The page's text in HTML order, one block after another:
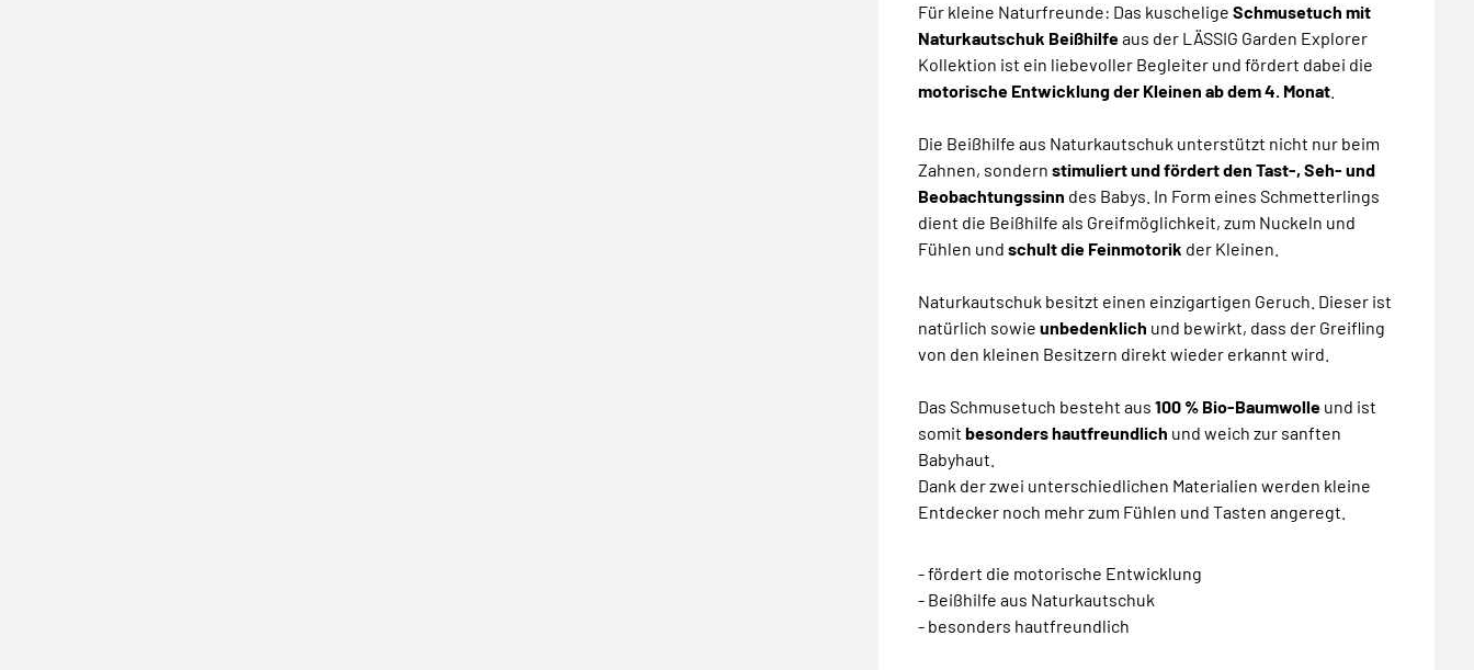
Für kleine Naturfreunde: Das kuscheligeSchmusetuch mit
Naturkautschuk Beißhilfeaus der LÄSSIG Garden Explorer
Kollektion ist ein liebevoller Begleiter und fördert dabei die
motorische Entwicklung der Kleinen ab dem 4. Monat
Die Beißhilfe aus Naturkautschuk unterstützt nicht nur beim
Zahnen, sondernstimuliert und fördert den Tast-, Seh- und
Beobachtungssinn des Babys. In Form eines Schmetterlings
dient die Beißhilfe als Greifmöglichkeit, zum Nuckeln und
Fühlen undschult die Feinmotorik der Kleinen.
Naturkautschuk besitzt einen einzigartigen Geruch. Dieser ist
natürlich sowieunbedenklich und bewirkt, dass der Greifling
von den kleinen Besitzern direkt wieder erkannt wird.
Das Schmusetuch besteht aus100 % Bio-Baumwolle und ist
somitbesonders hautfreundlich und weich zur sanften
Babyhaut.
Dank der zwei unterschiedlichen Materialien werden kleine
Entdecker noch mehr zum Fühlen und Tasten angeregt.
- fördert die motorische Entwicklung
- Beißhilfe aus Naturkautschuk
- besonders hautfreundlich